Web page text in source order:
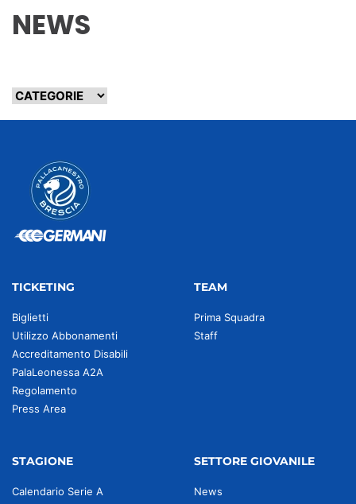
NEWS
TICKETING
Biglietti
Utilizzo Abbonamenti
Accreditamento Disabili
PalaLeonessa A2A
Regolamento
Press Area
TEAM
Prima Squadra
Staff
STAGIONE
Calendario Serie A
SETTORE GIOVANILE
News